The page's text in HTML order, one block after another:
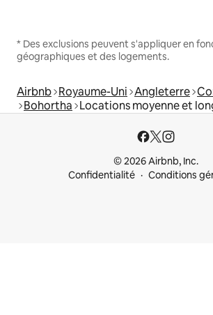
* Des exclusions peuvent s'appliquer en
géographiques et des logements.
Airbnb Royaume-Uni Angleterre
Bohortha Locations moyenne et
© 2026 Airbnb, Inc.
Confidentialité
Conditions